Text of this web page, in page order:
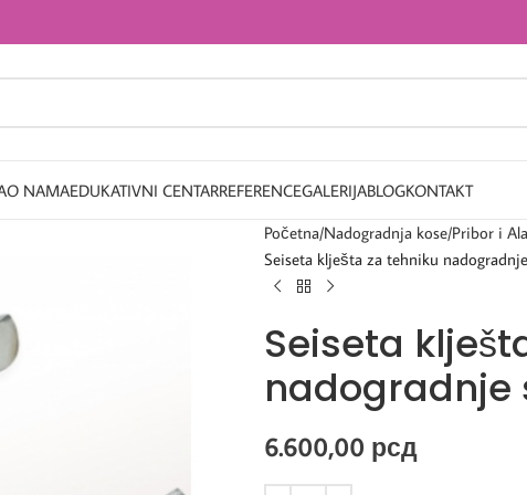
O NAMAEDUKATIVNI CENTARREFERENCEGALERIJABLOGKONTAKT
Početna Nadogradnja kose Pribor i
Seiseta klješta za tehniku
Seiseta
nadogradnje
6.600,00 рсд